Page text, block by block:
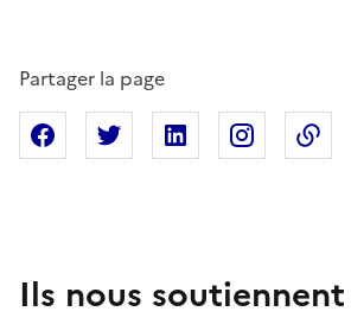
Partager la page
Partager sur Facebook
Partager sur XPartager sur
Ils nous soutiennent